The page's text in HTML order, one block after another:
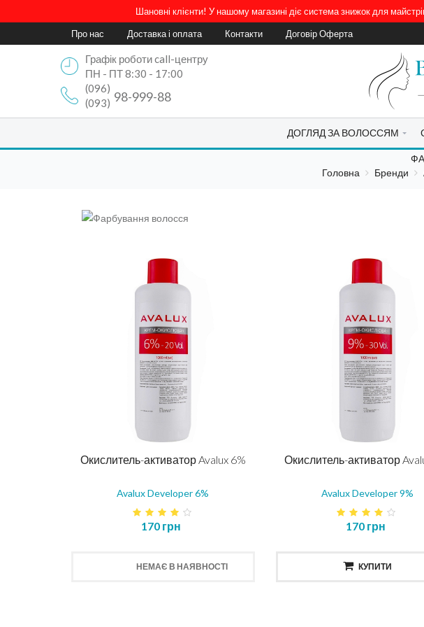
Шановні клієнти! У нашому магазині діє система знижок для
Про нас
Доставка і оплата Контакти Договір Оферта
Графік роботи call-центру
ПН - ПТ 8:30 - 17:00
(096)
98-999-88
(093)
ДОГЛЯД ЗА ВОЛОССЯМ
Головна
Бренди
Окислитель-активатор Avalux 6%
Avalux Developer 6%
170 грн
НЕМАЄ В НАЯВНОСТІ
Окислитель-активатор
Avalux Developer 9%
170 грн
КУПИТИ